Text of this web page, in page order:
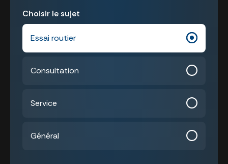
Choisir le sujet
Essai routier
Consultation
Service
Général